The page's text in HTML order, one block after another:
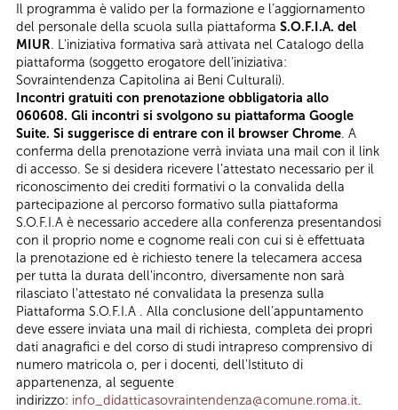
Il programma è valido per la formazione e l’aggiornamento
del personale della scuola sulla piattaforma S.O.F.I.A. del
MIUR. L'iniziativa formativa sarà attivata nel Catalogo della
piattaforma (soggetto erogatore dell’iniziativa:
Sovraintendenza Capitolina ai Beni Culturali).
Incontri gratuiti con prenotazione obbligatoria allo
060608. Gli incontri si svolgono su piattaforma Google
Suite. Si suggerisce di entrare con il browser Chrome. A
conferma della prenotazione verrà inviata una mail con il link
di accesso. Se si desidera ricevere l’attestato necessario per il
riconoscimento dei crediti formativi o la convalida della
partecipazione al percorso formativo sulla piattaforma
S.O.F.I.A è necessario accedere alla conferenza presentandosi
con il proprio nome e cognome reali con cui si è effettuata
la prenotazione ed è richiesto tenere la telecamera accesa
per tutta la durata dell'incontro, diversamente non sarà
rilasciato l'attestato né convalidata la presenza sulla
Piattaforma S.O.F.I.A . Alla conclusione dell’appuntamento
deve essere inviata una mail di richiesta, completa dei propri
dati anagrafici e del corso di studi intrapreso comprensivo di
numero matricola o, per i docenti, dell'Istituto di
appartenenza, al seguente
indirizzo: info_didatticasovraintendenza@comune.roma.it.